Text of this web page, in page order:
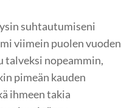
suhtautumiseni
viimein puolen vuoden
talveksi nopeammin,
pimeän kauden
ihmeen takia